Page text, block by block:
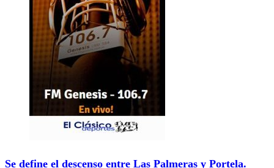
Se define el descenso entre Las Palmeras y Portela.